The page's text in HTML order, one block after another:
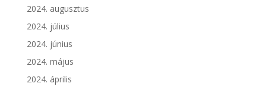
2024. augusztus
2024. július
2024. június
2024. május
2024. április